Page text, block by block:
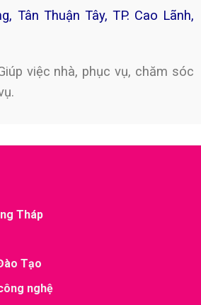
Tân Thuận Tây, TP. Cao Lãnh,
việc nhà, phục vụ, chăm sóc
Tháp
Tạo
nghệ